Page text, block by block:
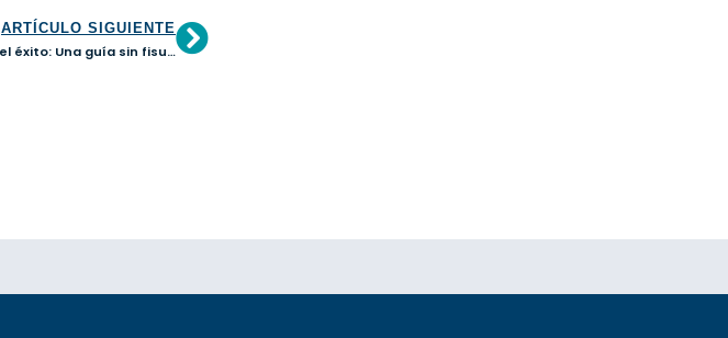
ARTÍCULO SIGUIENTE
Capacitar a su pequeña empresa para el éxito: Una guía sin fisuras para cerrar el año con fuerza y prosperar en 2024